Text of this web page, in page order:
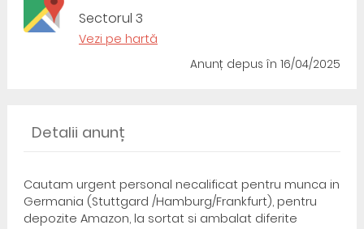
Sectorul 3
Vezi pe hartă
Anunț depusîn 16/04/2025
Detalii anunț
Cautam urgent personal necalificat pentru munca in
Germania (Stuttgard /Hamburg/Frankfurt), pentru
depozite Amazon, la sortat si ambalat diferite